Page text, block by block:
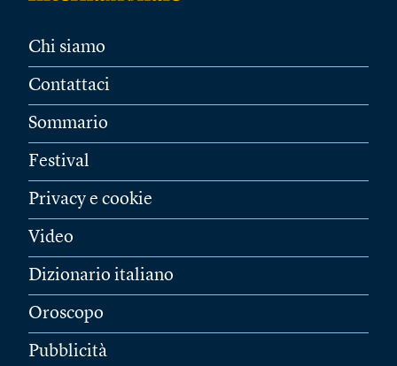
Chi siamo
Contattaci
Sommario
Festival
Privacy e cookie
Video
Dizionario italiano
Oroscopo
Pubblicità